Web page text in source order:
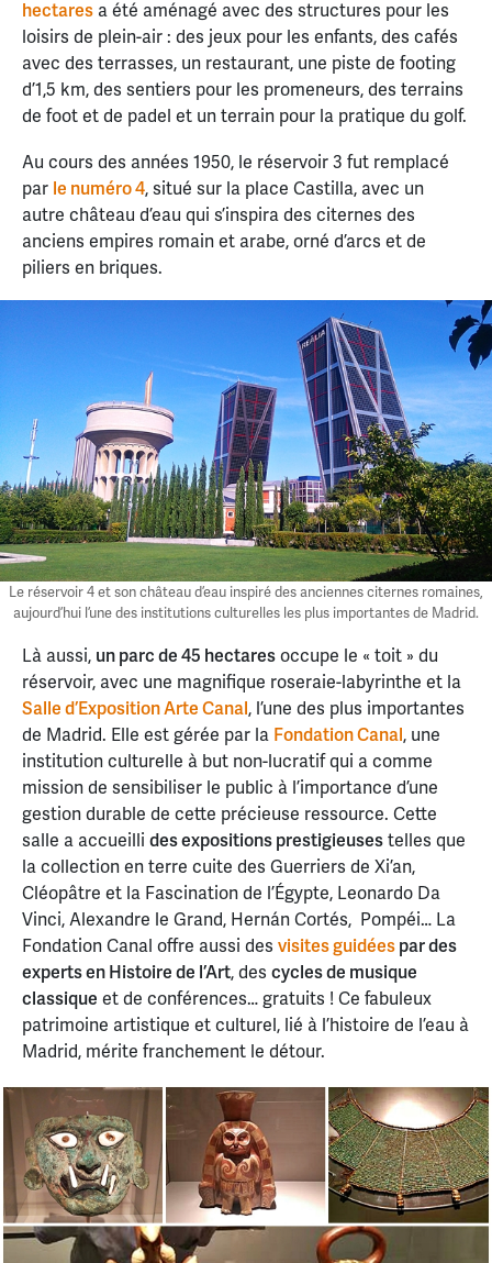
hectares a été aménagé avec des structures pour les
loisirs de plein-air : des jeux pour les enfants, des cafés
avec des terrasses, un restaurant, une piste de footing
d’1,5 km, des sentiers pour les promeneurs, des terrains
de foot et de padel et un terrain pour la pratique du golf.
Au cours des années 1950, le réservoir 3 fut remplacé
par le numéro 4, situé sur la place Castilla, avec un
autre château d’eau qui s’inspira des citernes des
anciens empires romain et arabe, orné d’arcs et de
piliers en briques.
Le réservoir 4 et son château d’eau inspiré des anciennes citernes romaines,
aujourd’hui l’une des institutions culturelles les plus importantes de Madrid.
Là aussi, un parc de 45 hectaresoccupe le « toit » du
réservoir, avec une magnifique roseraie-labyrinthe et la
Salle d’Exposition Arte Canal, l’une des plus importantes
de Madrid. Elle est gérée par la Fondation Canal, une
institution culturelle à but non-lucratif qui a comme
mission de sensibiliser le public à l’importance d’une
gestion durable de cette précieuse ressource. Cette
salle a accueilli des expositions prestigieusestelles que
la collection en terre cuite des Guerriers de Xi’an,
Cléopâtre et la Fascination de l’Égypte, Leonardo Da
Vinci, Alexandre le Grand, Hernán Cortés, Pompéi… La
Fondation Canal offre aussi des visites guidéespar des
experts en Histoire de l’Art, des cycles de musique
classique et de conférences… gratuits ! Ce fabuleux
patrimoine artistique et culturel, lié à l’histoire de l’eau à
Madrid, mérite franchement le détour.